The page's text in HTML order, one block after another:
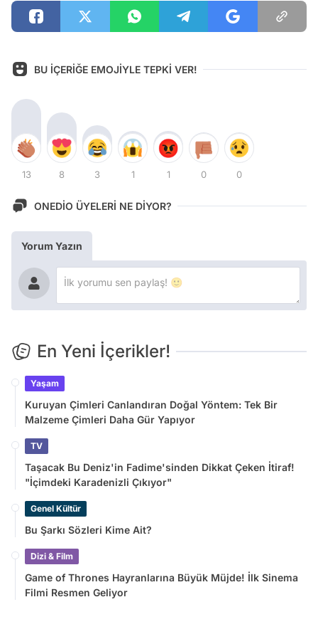
BU İÇERİĞE EMOJİYLE TEPKİ VER!
13 8 3 1 1 0 0
ONEDİO ÜYELERİ NE DİYOR?
Yorum Yazın
En Yeni İçerikler!
Yaşam
Kuruyan Çimleri Canlandıran Doğal Yöntem: Tek Bir
Malzeme Çimleri Daha Gür Yapıyor
TV
Taşacak Bu Deniz'in Fadime'sinden Dikkat Çeken İtiraf!
"İçimdeki Karadenizli Çıkıyor"
Genel Kültür
Bu Şarkı Sözleri Kime Ait?
Dizi & Film
Game of Thrones Hayranlarına Büyük Müjde! İlk Sinema
Filmi Resmen Geliyor